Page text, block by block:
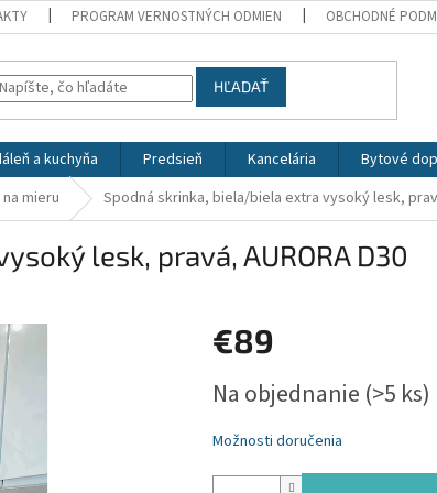
PROGRAM VERNOSTNÝCH ODMIEN OBCHODNÉ
HĽADAŤ
a kuchyňa Predsieň Kancelária Bytové
mieru Spodná skrinka, biela/biela extra vysoký lesk,
lesk, pravá, AURORA D30
€89
cena:
Na objednanie (>5 ks)
Možnosti doručenia